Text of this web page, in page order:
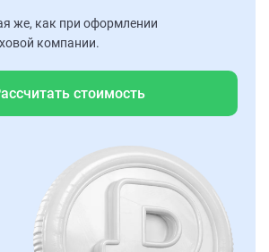
же, как при оформлении
компании.
стоимость